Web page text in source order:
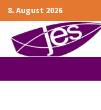
Zurück
zum
Inhalt
8. August 2026